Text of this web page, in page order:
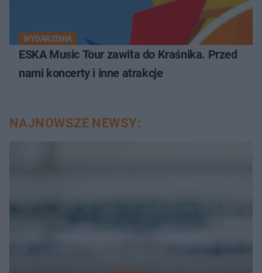
WYDARZENIA
ESKA Music Tour zawita do Kraśnika. Przed
nami koncerty i inne atrakcje
NAJNOWSZE NEWSY: